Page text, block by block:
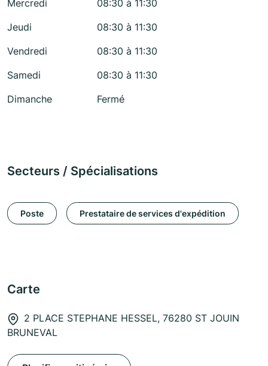
Mercredi
08:30 à 11:30
Jeudi
08:30 à 11:30
Vendredi
08:30 à 11:30
Samedi
08:30 à 11:30
Dimanche
Fermé
Secteurs / Spécialisations
Poste Prestataire de services d'expédition
Carte
2 PLACE STEPHANE HESSEL, 76280 ST JOUIN
BRUNEVAL